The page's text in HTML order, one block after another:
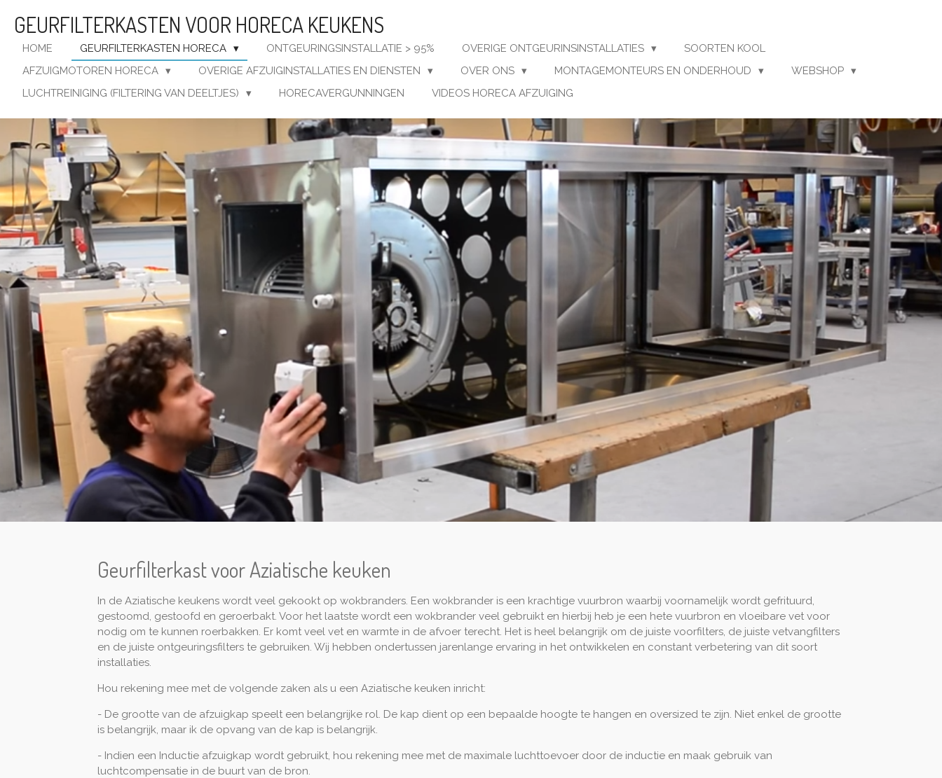
direct
naar
hoofdinhoud
GEURFILTERKASTEN VOOR HORECA KEUKENS
HOME GEURFILTERKASTEN HORECA ONTGEURINGSINSTALLATIE > 95% OVERIGE ONTGEURINSINSTALLATIES
SOORTEN KOOL
AFZUIGMOTOREN HORECA
OVERIGE AFZUIGINSTALLATIES EN DIENSTEN OVER ONS MONTAGEMONTEURS EN ONDERHOUD
WEBSHOP
LUCHTREINIGING (FILTERING VAN DEELTJES)
HORECAVERGUNNINGEN VIDEOS HORECA AFZUIGING
Geurfilterkast voor Aziatische keuken
In de Aziatische keukens wordt veel gekookt op wokbranders. Een wokbrander is een krachtige vuurbron waarbij voornamelijk wordt gefrituurd,
gestoomd, gestoofd en geroerbakt. Voor het laatste wordt een wokbrander veel gebruikt en hierbij heb je een hete vuurbron en vloeibare vet voor
nodig om te kunnen roerbakken. Er komt veel vet en warmte in de afvoer terecht. Het is heel belangrijk om de juiste voorfilters, de juiste vetvangfilters
en de juiste ontgeuringsfilters te gebruiken. Wij hebben ondertussen jarenlange ervaring in het ontwikkelen en constant verbetering van dit soort
installaties.
Hou rekening mee met de volgende zaken als u een Aziatische keuken inricht:
- De grootte van de afzuigkap speelt een belangrijke rol. De kap dient op een bepaalde hoogte te hangen en oversized te zijn. Niet enkel de grootte
is belangrijk, maar ik de opvang van de kap is belangrijk.
- Indien een Inductie afzuigkap wordt gebruikt, hou rekening mee met de maximale luchttoevoer door de inductie en maak gebruik van
luchtcompensatie in de buurt van de bron.